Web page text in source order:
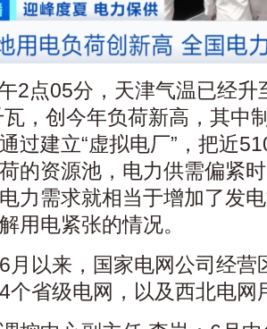
2点05分，天津气温已经
，创今年负荷新高，其中
过建立“虚拟电厂”，把近
的资源池，电力供需偏紧
力需求就相当于增加了发
用电紧张的情况。
月以来，国家电网公司经营
个省级电网，以及西北电网